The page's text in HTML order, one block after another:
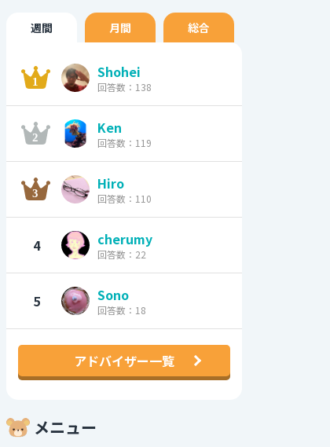
週間 月間 総合
Shohei
回答数：138
Ken
回答数：119
Hiro
回答数：110
4 cherumy
回答数：22
5 Sono
回答数：18
アドバイザー一覧
メニュー